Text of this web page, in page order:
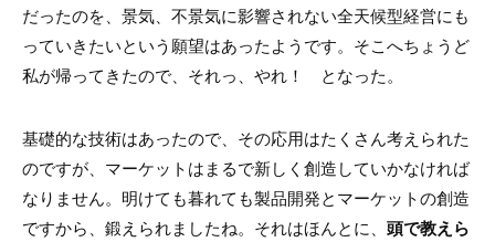
だったのを、景気、不景気に影響されない全天候型経営にも
っていきたいという願望はあったようです。そこへちょうど
私が帰ってきたので、それっ、やれ！ となった。
基礎的な技術はあったので、その応用はたくさん考えられた
のですが、マーケットはまるで新しく創造していかなければ
なりません。明けても暮れても製品開発とマーケットの創造
ですから、鍛えられましたね。それはほんとに、 頭で教えら